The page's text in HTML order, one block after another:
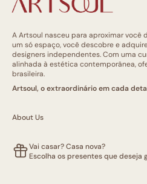
A Artsoul nasceu para aproximar você
um só espaço, você descobre e
designers independentes. Com uma
alinhada à estética contemporânea,
brasileira.
Artsoul, o extraordinário em cada
About Us
Vai casar? Casa nova?
Escolha os presentes que deseja